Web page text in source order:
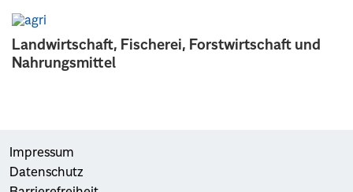
Landwirtschaft, Fischerei, Forstwirtschaft und
Nahrungsmittel
Impressum
Datenschutz